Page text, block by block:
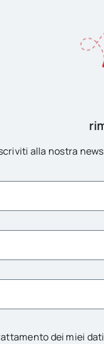
alla nostra
dei miei